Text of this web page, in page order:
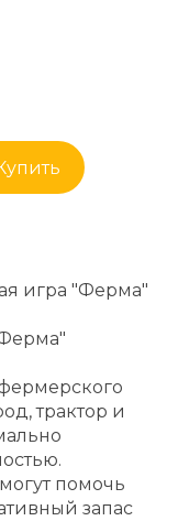
игра "Ферма"
трактор и
помочь
запас